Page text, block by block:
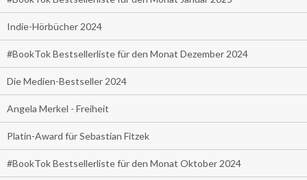
Indie-Hörbücher 2024
#BookTok Bestsellerliste für den Monat Dezember 2024
Die Medien-Bestseller 2024
Angela Merkel - Freiheit
Platin-Award für Sebastian Fitzek
#BookTok Bestsellerliste für den Monat Oktober 2024